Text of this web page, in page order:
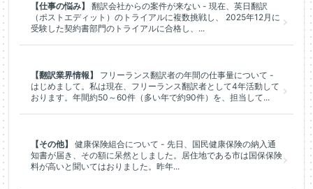
【仕事の悩み】
翻訳会社からの案件が来ない - 現在、英日翻訳
（ポストエディット）のトライアルに複数挑戦し、 2025年12月に
受験した契約書部門のトライアルに合格し、...
【翻訳業界情報】
フリーランス翻訳者の年間の仕事量について -
はじめまして。私は現在、フリーランス翻訳者として4年活動して
おります。年間約50～60件（多い年で約90件）を、担当して...
【その他】
健康保険組合について - 先日、国民健康保険の納入通
知書が届き、その額に呆然としました。居住地である市は国保保険
料が高いと聞いてはおりました。昨年...